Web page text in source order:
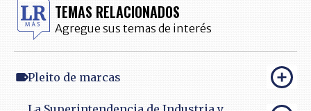
TEMAS RELACIONADOS
Agregue sus temas de interés
Pleito de marcas